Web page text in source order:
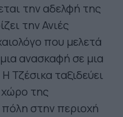
την αδελφή της
την Ανιές
που μελετά
ανασκαφή σε μια
Τζέσικα ταξιδεύει
χώρο της
στην περιοχή